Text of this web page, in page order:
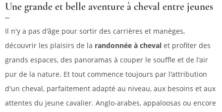
Une grande et belle aventure à cheval entre jeunes
Il n'y a pas d'âge pour sortir des carrières et manèges,
découvrir les plaisirs de la randonnée à cheval et profiter des
grands espaces, des panoramas à couper le souffle et de l'air
pur de la nature. Et tout commence toujours par l'attribution
d'un cheval, parfaitement adapté au niveau, aux besoins et aux
attentes du jeune cavalier. Anglo-arabes, appaloosas ou encore